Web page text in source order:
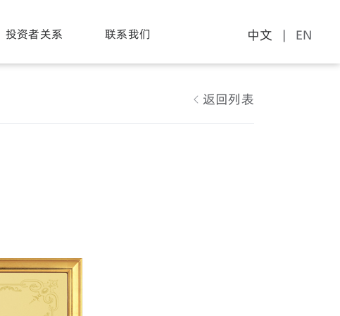
投资者关系 联系我们 中文 | EN
返回列表